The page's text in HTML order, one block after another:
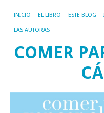
INICIO EL LIBRO ESTE BLOG
LAS AUTORAS
COMER